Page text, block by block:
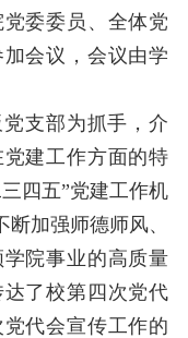
委委员、全体党
会议，会议由学
支部为抓手，介
建工作方面的特
四五”党建工作机
加强师德师风、
院事业的高质量
了校第四次党代
代会宣传工作的